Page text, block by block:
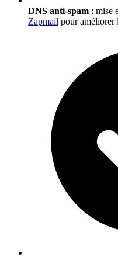
DNS anti-spam : mise
Zapmail pour améliorer